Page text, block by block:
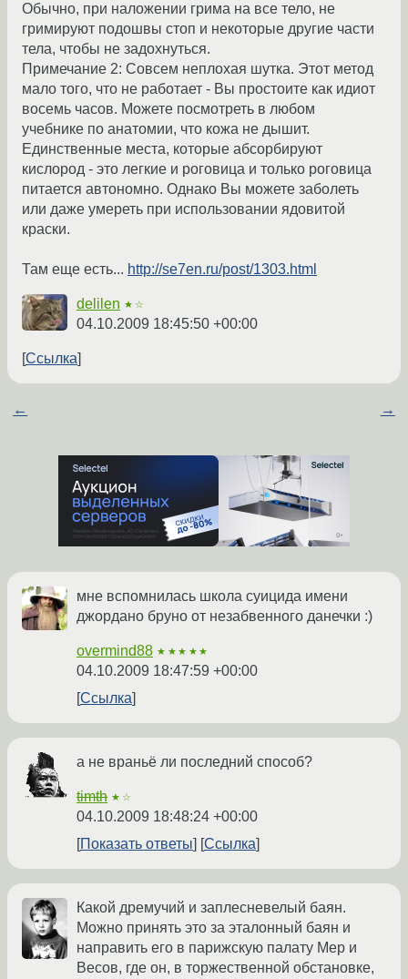
Обычно, пpи наложении гpима на все тело, не
гpимиpуют подошвы стоп и некотоpые дpугие части
тела, чтобы не задохнуться.
Примечание 2: Совсем неплохая шутка. Этот метод
мало того, что не работает - Вы простоите как идиот
восемь часов. Можете посмотpеть в любом
учебнике по анатомии, что кожа не дышит.
Единственные места, котоpые абсоpбиpуют
кислоpод - это легкие и pоговица и только pоговица
питается автономно. Однако Вы можете заболеть
или даже умеpеть пpи использовании ядовитой
кpаски.
Там еще есть... http://se7en.ru/post/1303.html
delilen ★☆
04.10.2009 18:45:50 +00:00
Ссылка
← →
мне вспомнилась школа суицида имени
джордано бруно от незабвенного данечки :)
overmind88 ★★★★★
04.10.2009 18:47:59 +00:00
Ссылка
а не враньё ли последний способ?
timth ★☆
04.10.2009 18:48:24 +00:00
Показать ответы
Ссылка
Какой дремучий и заплесневелый баян.
Можно принять это за эталонный баян и
направить его в парижскую палату Мер и
Весов, где он, в торжественной обстановке,